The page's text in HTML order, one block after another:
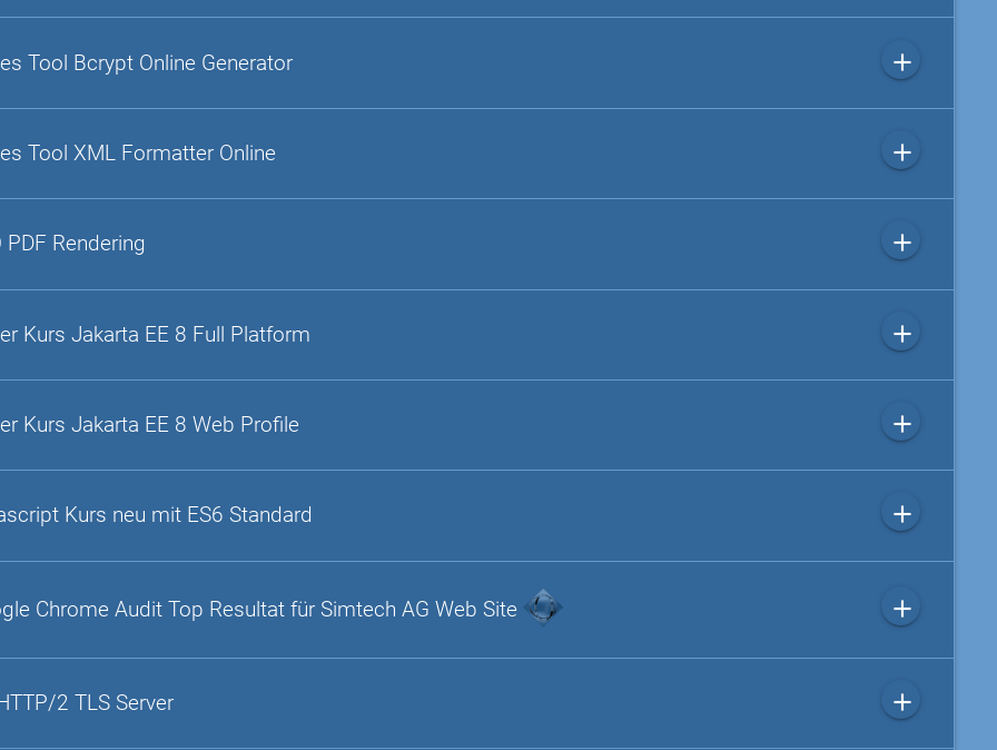
Tool Bcrypt Online Generator add
Tool XML Formatter Online add
PDF Rendering add
Kurs Jakarta EE 8 Full Platform add
Kurs Jakarta EE 8 Web Profile add
Kurs neu mit ES6 Standard add
Chrome Audit Top Resultat für Simtech AG Web Site add
2 TLS Server add